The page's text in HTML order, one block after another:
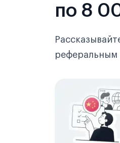
по 8
реферальным